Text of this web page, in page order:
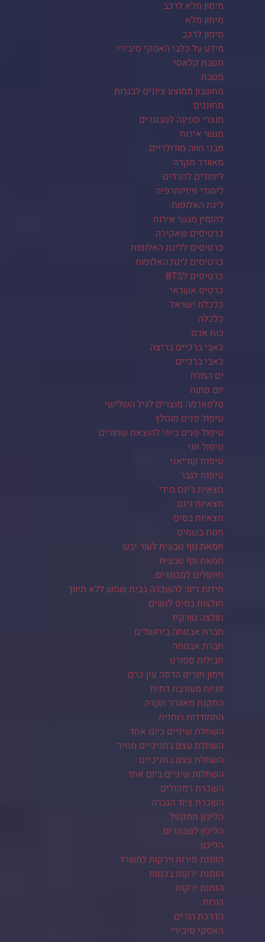
מימון מלא לרכב
מימון מלא
מימון לרכב
מידע על כלבי האסקי סיבירי
מטבח קלאסי
מטבח
מחשבון ממוצע ציונים לבגרות
מחוננים
מוצרי ספיגה למבוגרים
מגשי אירוח
מבני חווה מודולריים
מאוורר תקרה
לימודים לחרדים
לימודי פיזיותרפיה
ליגת האלופות
להזמין מגשי אירוח
כרטיסים שאקירה
כרטיסים לליגת האלופות
כרטיסים ליגת האלופות
כרטיסים לBTS
כרטיס אשראי
כלכלת ישראל
כלכלה
כוח אדם
כאבי ברכיים בריצה
כאבי ברכיים
ים המלח
יום פתוח
טלפארמה מוצרים לגיל השלישי
טיפול פנים מומלץ
טיפול פנים ביתי להוצאת שחורים
טיפול זוגי
טיפוח קוריאני
טיפוח לגבר
חצאית ג'ינס מידי
חצאיות גינס
חצאיות בסיס
חנות בשמים
חמאת גוף טבעית לעור יבש
חמאת גוף טבעית
חיתולים למבוגרים
חידות דיור להשכרה בבית שמש ללא תיווך
חולצות בסיס לנשים
חולצה טורקיז
חברת אבטחה בירושלים
חברת אבטחה
חבילות ספורט
זימון תורים הדסה עין כרם
זוגיות מעורבת דתית
התקנת מאוורר תקרה
התמודדות רוחנית
השתלת שיניים ביום אחד
השתלת עצם בחניכיים מחיר
השתלת עצם בחניכיים
השתלות שיניים ביום אחד
השכרת רמקולים
השכרת ציוד הגברה
הליכון מתקפל
הליכון למבוגרים
הליכון
הזמנת פירות וירקות למשרד
הזמנת ירקות בכמות
הזמנת ירקות
הורות
הדרכת הורים
האסקי סיבירי